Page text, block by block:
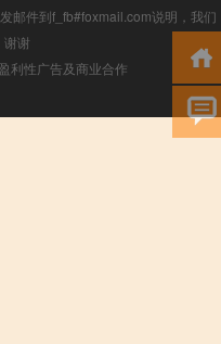
邮件到f_fb#foxmail.com说明，我们
谢谢
利性广告及商业合作